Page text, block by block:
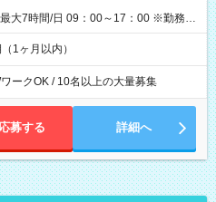
大7時間/日 09：00～17：00 ※勤務時
ます。
1ヶ月以内）
ークOK / 10名以上の大量募集
応募する 詳細へ